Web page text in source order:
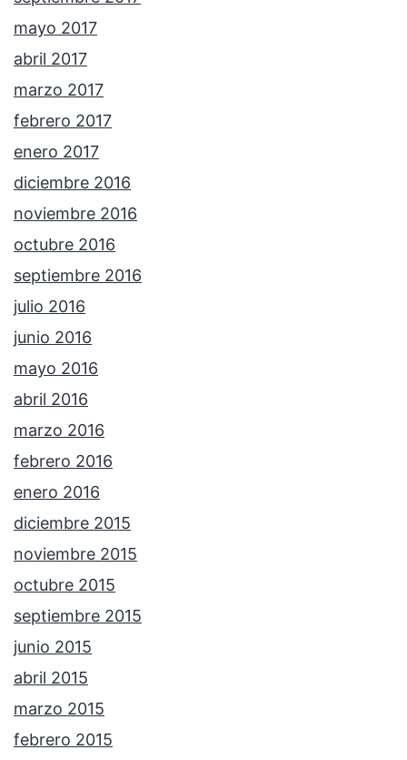
mayo 2017
abril 2017
marzo 2017
febrero 2017
enero 2017
diciembre 2016
noviembre 2016
octubre 2016
septiembre 2016
julio 2016
junio 2016
mayo 2016
abril 2016
marzo 2016
febrero 2016
enero 2016
diciembre 2015
noviembre 2015
octubre 2015
septiembre 2015
junio 2015
abril 2015
marzo 2015
febrero 2015